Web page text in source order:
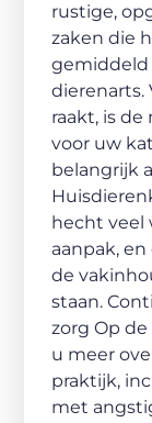
rustige,
zaken die
gemiddeld
dierenarts.
raakt, is
voor uw
belangrijk
hecht veel
aanpak,
de
staan.
zorg Op
u meer
praktijk,
met